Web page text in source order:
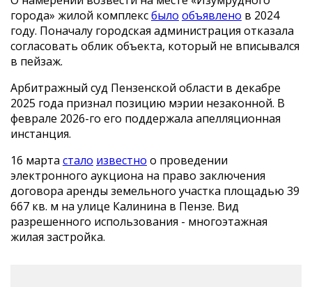
города» жилой комплексбыло объявлено в 2024
году. Поначалу городская администрация отказала
согласовать облик объекта, который не вписывался
в пейзаж.
Арбитражный суд Пензенской области в декабре
2025 года признал позицию мэрии незаконной. В
феврале 2026-го его поддержала апелляционная
инстанция.
16 марта стало известно о проведении
электронного аукциона на право заключения
договора аренды земельного участка площадью 39
667 кв. м на улице Калинина в Пензе. Вид
разрешенного использования - многоэтажная
жилая застройка.